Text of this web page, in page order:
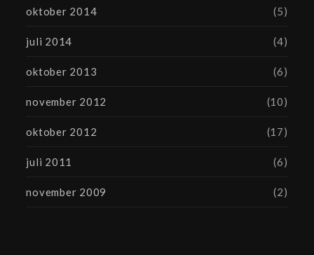
oktober 2014 (5)
juli 2014 (4)
oktober 2013 (6)
november 2012 (10)
oktober 2012 (17)
juli 2011 (6)
november 2009 (2)